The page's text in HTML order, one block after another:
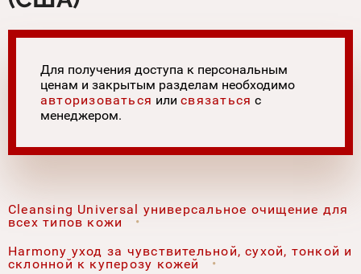
Для получения доступа к персональным
ценам и закрытым разделам необходимо
авторизоваться илисвязаться с
менеджером.
Cleansing Universal универсальное очищение для
всех типов кожи
Harmony уход за чувствительной, сухой, тонкой и
склонной к куперозу кожей